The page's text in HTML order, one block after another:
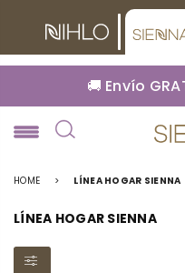
🚚 Envío
HOME > LÍNEA HOGAR SIENNA
LÍNEA HOGAR SIENNA